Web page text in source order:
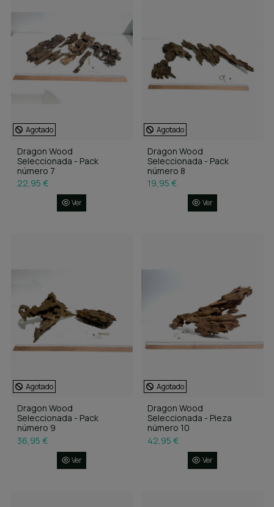
Agotado
Dragon Wood
Seleccionada - Pack
número 7
22,95 €
Ver
Agotado
Dragon Wood
Seleccionada - Pack
número 8
19,95 €
Ver
Agotado
Dragon Wood
Seleccionada - Pack
número 9
36,95 €
Ver
Agotado
Dragon Wood
Seleccionada - Pieza
número 10
42,95 €
Ver